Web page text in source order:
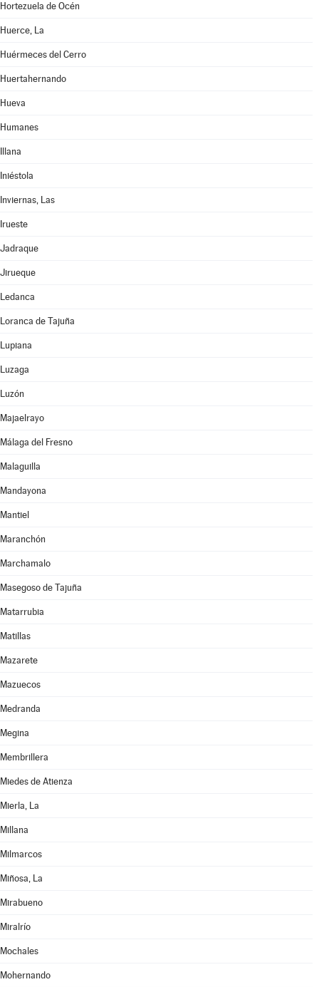
Hortezuela de Océn
Huerce, La
Huérmeces del Cerro
Huertahernando
Hueva
Humanes
Illana
Iniéstola
Inviernas, Las
Irueste
Jadraque
Jirueque
Ledanca
Loranca de Tajuña
Lupiana
Luzaga
Luzón
Majaelrayo
Málaga del Fresno
Malaguilla
Mandayona
Mantiel
Maranchón
Marchamalo
Masegoso de Tajuña
Matarrubia
Matillas
Mazarete
Mazuecos
Medranda
Megina
Membrillera
Miedes de Atienza
Mierla, La
Millana
Milmarcos
Miñosa, La
Mirabueno
Miralrío
Mochales
Mohernando